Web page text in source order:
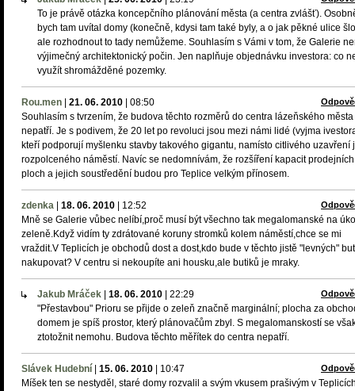
To je právě otázka koncepčního plánování města (a centra zvlášť).
bych tam uvítal domy (konečně, kdysi tam také byly, a o jak pěkné ulice
ale rozhodnout to tady nemůžeme. Souhlasím s Vámi v tom, že Galerie
výjimečný architektonický počin. Jen naplňuje objednávku investora: co
využít shromážděné pozemky.
Rou.men 21. 06. 2010 08:50
Souhlasím s tvrzením, že budova těchto rozměrů do centra lázeňského města
nepatří. Je s podivem, že 20 let po revoluci jsou mezi námi lidé (vyjma
kteří podporují myšlenku stavby takového gigantu, namísto citlivého uzavření
rozpolceného náměstí. Navíc se nedomnívám, že rozšíření kapacit prodejních
ploch a jejich soustředění budou pro Teplice velkým přínosem.
zdenka 18. 06. 2010 12:52
Mně se Galerie vůbec nelíbí,proč musí být všechno tak megalomanské na
zeleně.Když vidím ty zdrátované koruny stromků kolem náměstí,chce se mi
vraždit.V Teplicích je obchodů dost a dost,kdo bude v těchto jistě "levných"
nakupovat? V centru si nekoupíte ani housku,ale butiků je mraky.
Jakub Mráček 18. 06. 2010 22:29
"Přestavbou" Prioru se přijde o zeleň značně marginální; plocha za
domem je spíš prostor, který plánovačům zbyl. S megalomanskostí se
ztotožnit nemohu. Budova těchto měřítek do centra nepatří.
Slávek Hudební 15. 06. 2010 10:47
Míšek ten se nestyděl, staré domy rozvalil a svým vkusem prašivým v